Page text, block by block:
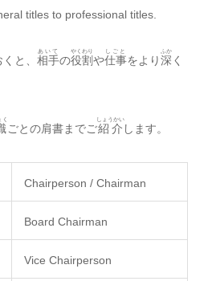
titles to professional titles.
と、 相手
あいて
の役割
やくわり
や仕事
しごと
をより深
ふか
く
く
ごとの肩書までご紹介
しょうかい
します。
Chairperson / Chairman
Board Chairman
Vice Chairperson